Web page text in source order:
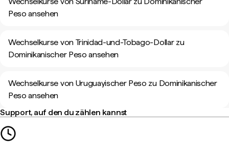
Peso ansehen
Wechselkurse von Trinidad-und-Tobago-Dollar zu
Dominikanischer Peso ansehen
Wechselkurse von Uruguayischer Peso zu Dominikanischer
Peso ansehen
Support, auf den du zählen kannst